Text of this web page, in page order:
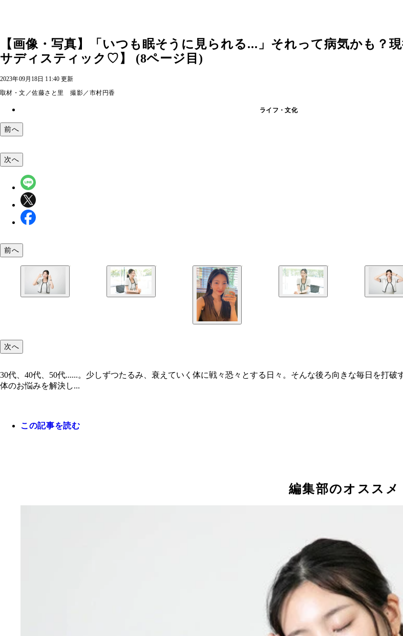
【画像・写真】「いつも眠そうに見られる...」それって病気かも？
サディスティック♡】 (8ページ目)
2023年09月18日 11:40 更新
取材・文／佐藤さと里 撮影／市村円香
ライフ・文化
前へ
次へ
前へ
次へ
30代、40代、50代......。少しずつたるみ、衰えていく体に戦々恐々とする日々。そんな後ろ向きな毎日を打
体のお悩みを解決し...
この記事を読む
編集部のオススメ